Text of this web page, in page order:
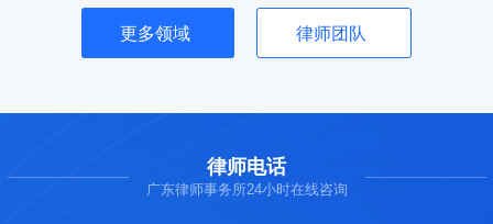
更多领域 律师团队
律师电话
广东律师事务所24小时在线咨询